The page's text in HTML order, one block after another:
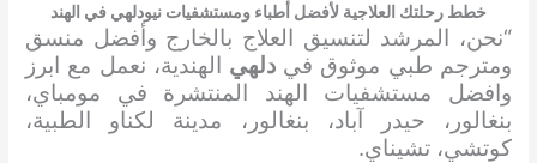
خطط رحلتك العلاجية لأفضل أطباء ومستشفيات نيودلهي في الهند
“نحن، المرشد لتنسيق العلاج بالخارج وأفضل منسق
ومترجم طبي موثوق في دلهي الهندية، نعمل مع ابرز
وافضل مستشفيات الهند المنتشرة في مومباي،
بنغالور، حيدر آباد، بنغالور، مدينة لكناو الطبية،
كوتشي، تشيناي.